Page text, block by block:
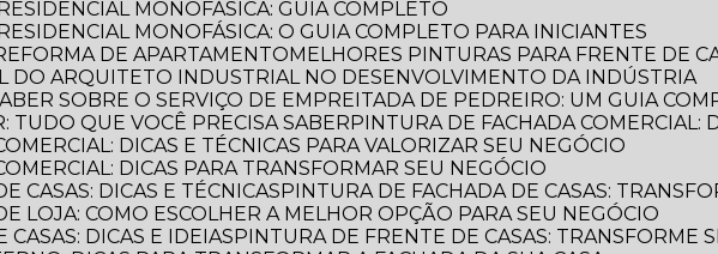
MONOFÁSICA: GUIA COMPLETO
MONOFÁSICA: O GUIA COMPLETO PARA INICIANTES
DE APARTAMENTO
MELHORES PINTURAS PARA FRENTE DE
DO ARQUITETO INDUSTRIAL NO DESENVOLVIMENTO DA INDÚSTRIA
SOBRE O SERVIÇO DE EMPREITADA DE PEDREIRO: UM GUIA
TUDO QUE VOCÊ PRECISA SABER
PINTURA DE FACHADA COMERCIAL:
DICAS E TÉCNICAS PARA VALORIZAR SEU NEGÓCIO
DICAS PARA TRANSFORMAR SEU NEGÓCIO
CASAS: DICAS E TÉCNICAS
PINTURA DE FACHADA DE CASAS:
LOJA: COMO ESCOLHER A MELHOR OPÇÃO PARA SEU NEGÓCIO
CASAS: DICAS E IDEIAS
PINTURA DE FRENTE DE CASAS: TRANSFORME